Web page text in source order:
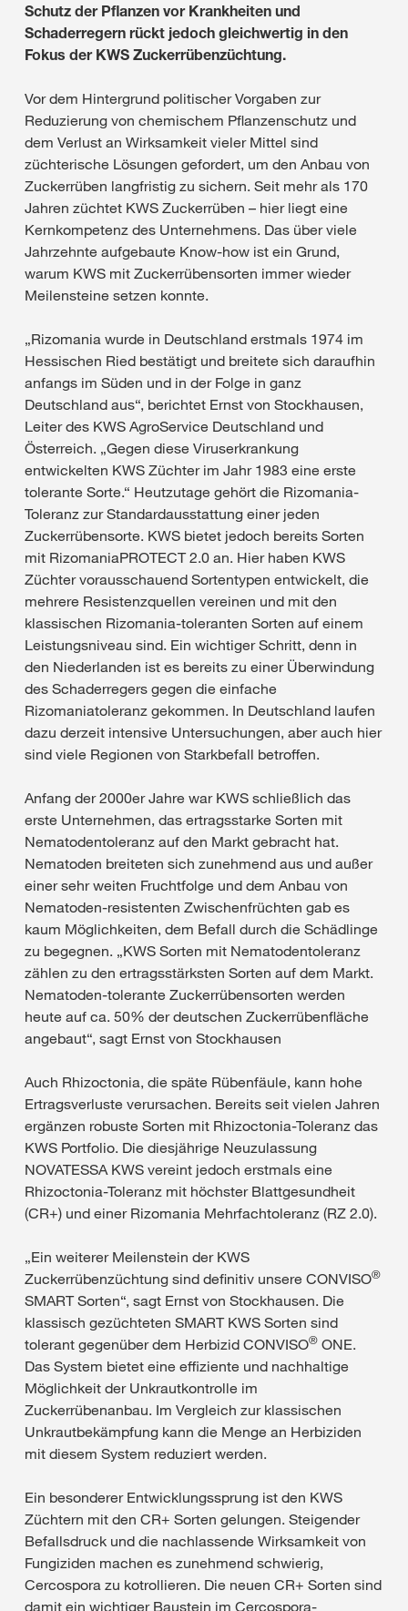
Schutz der Pflanzen vor Krankheiten und
Schaderregern rückt jedoch gleichwertig in den
Fokus der KWS Zuckerrübenzüchtung.
Vor dem Hintergrund politischer Vorgaben zur
Reduzierung von chemischem Pflanzenschutz und
dem Verlust an Wirksamkeit vieler Mittel sind
züchterische Lösungen gefordert, um den Anbau von
Zuckerrüben langfristig zu sichern. Seit mehr als 170
Jahren züchtet KWS Zuckerrüben – hier liegt eine
Kernkompetenz des Unternehmens. Das über viele
Jahrzehnte aufgebaute Know-how ist ein Grund,
warum KWS mit Zuckerrübensorten immer wieder
Meilensteine setzen konnte.
„Rizomania wurde in Deutschland erstmals 1974 im
Hessischen Ried bestätigt und breitete sich daraufhin
anfangs im Süden und in der Folge in ganz
Deutschland aus“, berichtet Ernst von Stockhausen,
Leiter des KWS AgroService Deutschland und
Österreich. „Gegen diese Viruserkrankung
entwickelten KWS Züchter im Jahr 1983 eine erste
tolerante Sorte.“ Heutzutage gehört die Rizomania-
Toleranz zur Standardausstattung einer jeden
Zuckerrübensorte. KWS bietet jedoch bereits Sorten
mit RizomaniaPROTECT 2.0 an. Hier haben KWS
Züchter vorausschauend Sortentypen entwickelt, die
mehrere Resistenzquellen vereinen und mit den
klassischen Rizomania-toleranten Sorten auf einem
Leistungsniveau sind. Ein wichtiger Schritt, denn in
den Niederlanden ist es bereits zu einer Überwindung
des Schaderregers gegen die einfache
Rizomaniatoleranz gekommen. In Deutschland laufen
dazu derzeit intensive Untersuchungen, aber auch hier
sind viele Regionen von Starkbefall betroffen.
Anfang der 2000er Jahre war KWS schließlich das
erste Unternehmen, das ertragsstarke Sorten mit
Nematodentoleranz auf den Markt gebracht hat.
Nematoden breiteten sich zunehmend aus und außer
einer sehr weiten Fruchtfolge und dem Anbau von
Nematoden-resistenten Zwischenfrüchten gab es
kaum Möglichkeiten, dem Befall durch die Schädlinge
zu begegnen. „KWS Sorten mit Nematodentoleranz
zählen zu den ertragsstärksten Sorten auf dem Markt.
Nematoden-tolerante Zuckerrübensorten werden
heute auf ca. 50% der deutschen Zuckerrübenfläche
angebaut“, sagt Ernst von Stockhausen
Auch Rhizoctonia, die späte Rübenfäule, kann hohe
Ertragsverluste verursachen. Bereits seit vielen Jahren
ergänzen robuste Sorten mit Rhizoctonia-Toleranz das
KWS Portfolio. Die diesjährige Neuzulassung
NOVATESSA KWS vereint jedoch erstmals eine
Rhizoctonia-Toleranz mit höchster Blattgesundheit
(CR+) und einer Rizomania Mehrfachtoleranz (RZ 2.0).
„Ein weiterer Meilenstein der KWS
Zuckerrübenzüchtung sind definitiv unsere CONVISO®
SMART Sorten“, sagt Ernst von Stockhausen. Die
klassisch gezüchteten SMART KWS Sorten sind
tolerant gegenüber dem Herbizid CONVISO® ONE.
Das System bietet eine effiziente und nachhaltige
Möglichkeit der Unkrautkontrolle im
Zuckerrübenanbau. Im Vergleich zur klassischen
Unkrautbekämpfung kann die Menge an Herbiziden
mit diesem System reduziert werden.
Ein besonderer Entwicklungssprung ist den KWS
Züchtern mit den CR+ Sorten gelungen. Steigender
Befallsdruck und die nachlassende Wirksamkeit von
Fungiziden machen es zunehmend schwierig,
Cercospora zu kotrollieren. Die neuen CR+ Sorten sind
damit ein wichtiger Baustein im Cercospora-